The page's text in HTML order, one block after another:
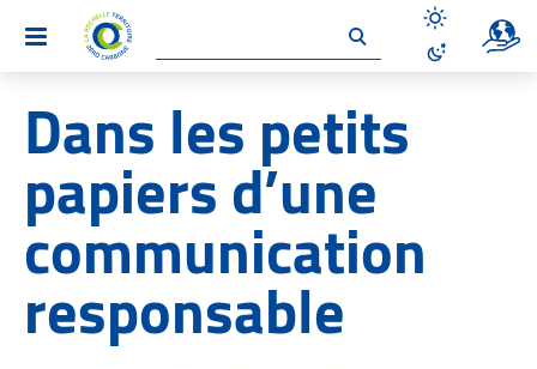
Un
Désactiver
Activer le
Dans les petits
papiers d’une
communication
responsable